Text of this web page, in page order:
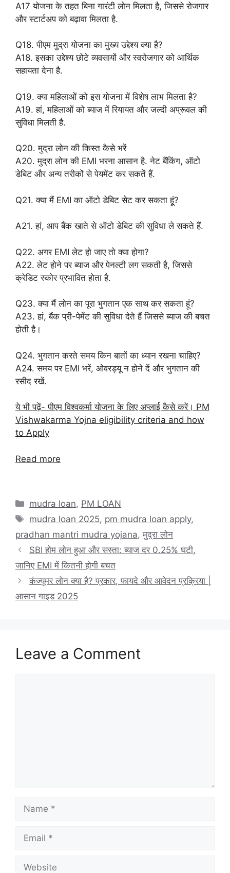
A17 योजना के तहत बिना गारंटी लोन मिलता है, जिससे रोजगार
और स्टार्टअप को बढ़ावा मिलता है.
Q18. पीएम मुद्रा योजना का मुख्य उद्देश्य क्या है?
A18. इसका उद्देश्य छोटे व्यवसायों और स्वरोजगार को आर्थिक
सहायता देना है.
Q19. क्या महिलाओं को इस योजना में विशेष लाभ मिलता है?
A19. हां, महिलाओं को ब्याज में रियायत और जल्दी अप्रूवल की
सुविधा मिलती है.
Q20. मुद्रा लोन की किस्त कैसे भरें
A20. मुद्रा लोन की EMI भरना आसान है. नेट बैंकिंग, ऑटो
डेबिट और अन्य तरीकों से पेयमेंट कर सकतें हैं.
Q21. क्या मैं EMI का ऑटो डेबिट सेट कर सकता हूं?
A21. हां, आप बैंक खाते से ऑटो डेबिट की सुविधा ले सकते हैं.
Q22. अगर EMI लेट हो जाए तो क्या होगा?
A22. लेट होने पर ब्याज और पेनल्टी लग सकती है, जिससे
क्रेडिट स्कोर प्रभावित होता है.
Q23. क्या मैं लोन का पूरा भुगतान एक साथ कर सकता हूं?
A23. हां, बैंक प्री-पेमेंट की सुविधा देते हैं जिससे ब्याज की बचत
होती है।
Q24. भुगतान करते समय किन बातों का ध्यान रखना चाहिए?
A24. समय पर EMI भरें, ओवरड्यू न होने दें और भुगतान की
रसीद रखें.
ये भी पढ़ें- पीएम विश्वकर्मा योजना के लिए अप्लाई कैसे करें। PM
Vishwakarma Yojna eligibility criteria and how
to Apply
Read more
लोन
कैसे
ले
सकते
हैं
2025
Categories
mudra loan, PM LOAN
Tags
mudra loan 2025, pm mudra loan apply,
pradhan mantri mudra yojana, मुद्रा लोन
SBI होम लोन हुआ और सस्ता: ब्याज दर 0.25% घटी,
जानिए EMI में कितनी होगी बचत
कंज्यूमर लोन क्या है? प्रकार, फायदे और आवेदन प्रक्रिया |
आसान गाइड 2025
Leave a Comment